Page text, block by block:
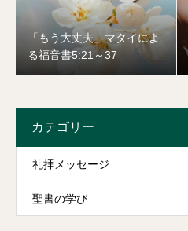
「もう大丈夫」マタイによ
る福音書5:21～37
カテゴリー
礼拝メッセージ
聖書の学び